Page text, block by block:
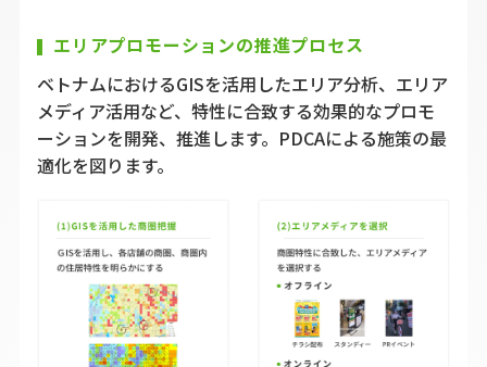
エリアプロモーションの推進プロセス
ベトナムにおけるGISを活用したエリア分析、エリア
メディア活用など、特性に合致する効果的なプロモ
ーションを開発、推進します。PDCAによる施策の最
適化を図ります。